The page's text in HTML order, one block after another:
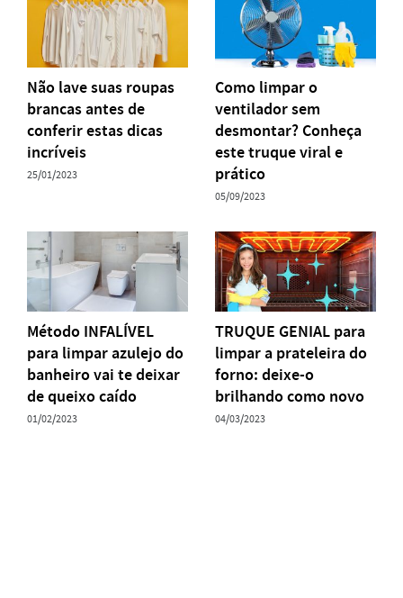
Não lave suas roupas
brancas antes de
conferir estas dicas
incríveis
25/01/2023
Como limpar o
ventilador sem
desmontar? Conheça
este truque viral e
prático
05/09/2023
Método INFALÍVEL
para limpar azulejo do
banheiro vai te deixar
de queixo caído
01/02/2023
TRUQUE GENIAL para
limpar a prateleira do
forno: deixe-o
brilhando como novo
04/03/2023